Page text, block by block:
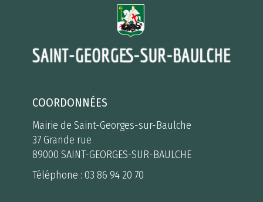
COORDONNÉES
Mairie de Saint-Georges-sur-Baulche
37 Grande rue
89000 SAINT-GEORGES-SUR-BAULCHE
Téléphone : 03 86 94 20 70